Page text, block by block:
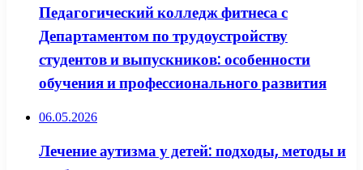
Педагогический колледж фитнеса с
Департаментом по трудоустройству
студентов и выпускников: особенности
обучения и профессионального развития
06.05.2026
Лечение аутизма у детей: подходы, методы и